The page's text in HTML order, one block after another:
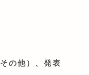
その他）、発表